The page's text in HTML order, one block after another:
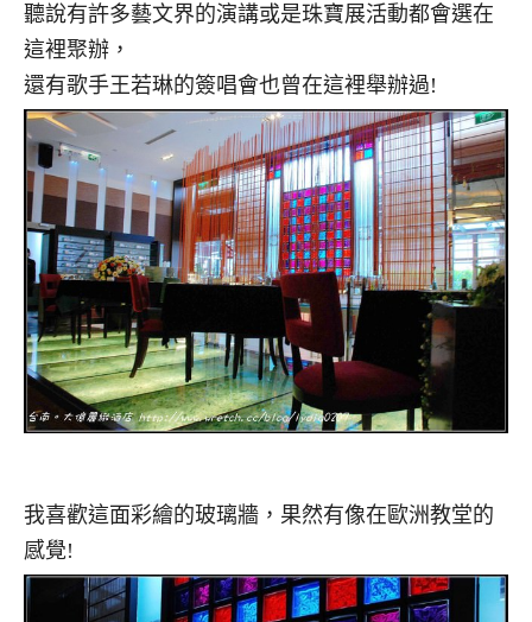
聽說有許多藝文界的演講或是珠寶展活動都會選在
這裡聚辦，
還有歌手王若琳的簽唱會也曾在這裡舉辦過!
我喜歡這面彩繪的玻璃牆，果然有像在歐洲教堂的
感覺!